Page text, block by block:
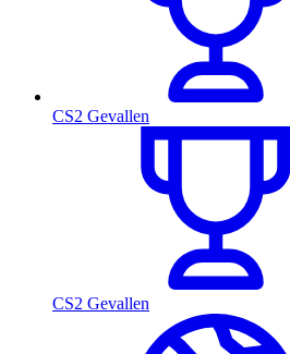
CS2 Gevallen
CS2 Gevallen